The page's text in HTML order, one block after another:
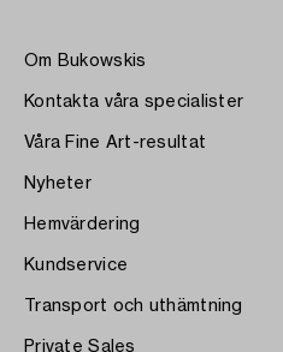
Om Bukowskis
Kontakta våra specialister
Våra Fine Art-resultat
Nyheter
Hemvärdering
Kundservice
Transport och uthämtning
Private Sales